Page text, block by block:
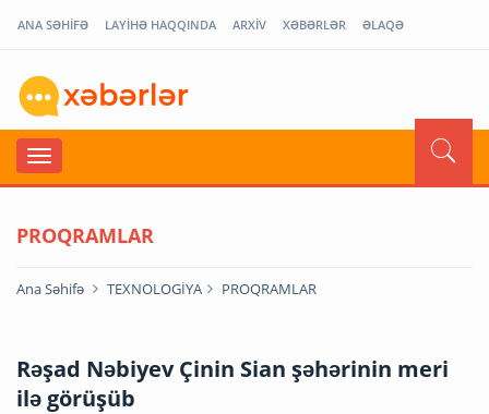
ANA SƏHİFƏ LAYİHƏ HAQQINDA ARXİV XƏBƏRLƏR ƏLAQƏ
PROQRAMLAR
Ana Səhifə TEXNOLOGİYA PROQRAMLAR
Rəşad Nəbiyev Çinin Sian şəhərinin meri
ilə görüşüb